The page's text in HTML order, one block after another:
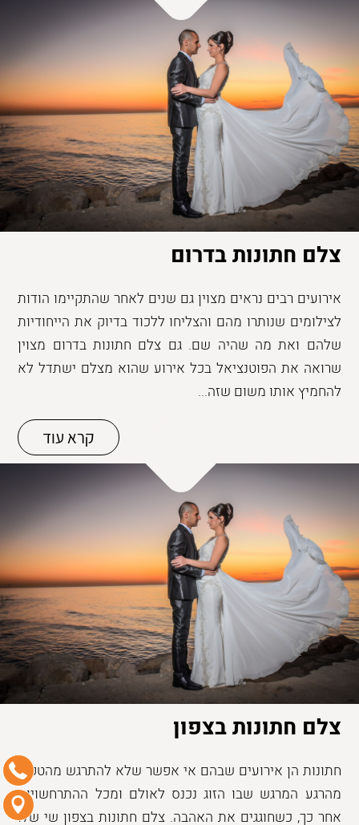
צלם חתונות בדרום
אירועים רבים נראים מצוין גם שנים לאחר שהתקיימו הודות
לצילומים שנותרו מהם והצליחו ללכוד בדיוק את הייחודיות
שלהם ואת מה שהיה שם. גם צלם חתונות בדרום מצוין
שרואה את הפוטנציאל בכל אירוע שהוא מצלם ישתדל לא
להחמיץ אותו משום שזה...
קרא עוד
צלם חתונות בצפון
חתונות הן אירועים שבהם אי אפשר שלא להתרגש מהטקס,
מהרגע המרגש שבו הזוג נכנס לאולם ומכל ההתרחשויות
אחר כך, כשחוגגים את האהבה. צלם חתונות בצפון שי שלו